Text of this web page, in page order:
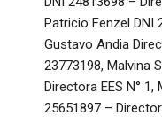
Patricio Fenzel DNI
Gustavo Andia
23773198, Malvina
Directora EES N° 1,
25651897 –